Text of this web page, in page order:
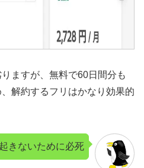
ますが、無料で60日間分も
解約するフリはかなり効果的
きないために必死